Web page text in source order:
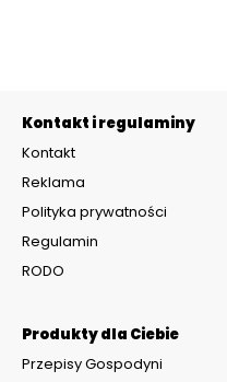
Kontakt i regulaminy
Kontakt
Reklama
Polityka prywatności
Regulamin
RODO
Produkty dla Ciebie
Przepisy Gospodyni